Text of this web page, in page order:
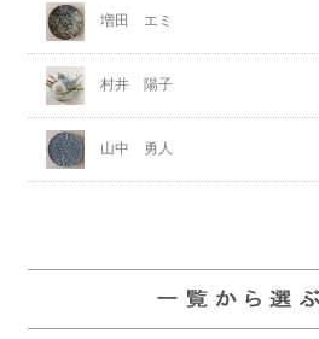
増田 エミ
村井 陽子
山中 勇人